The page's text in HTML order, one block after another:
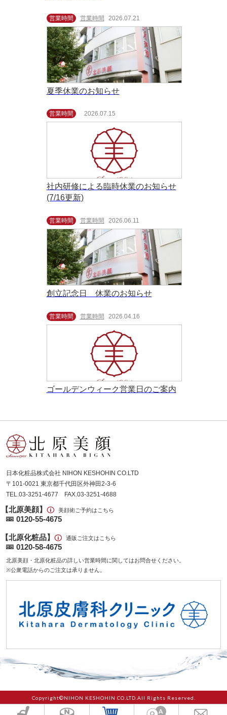
営業時間 営業時間 2026.07.21
夏季休業のお知らせ
営業時間 2026.07.15
社内研修による臨時休業のお知らせ
(7/16更新)
営業時間 営業時間 2026.06.11
創立記念日 休業のお知らせ
営業時間 営業時間 2026.04.16
ゴールデンウィーク営業日のご案内
日本化粧品株式会社 NIHON KESHOHIN CO.LTD
〒101-0021 東京都千代田区外神田2-3-6
TEL.03-3251-4677 FAX.03-3251-4688
【北原美顔】 美顔術ご予約はこちら
0120-55-4675
【北原化粧品】 通販ご注文はこちら
0120-58-4675
北原美顔・北原化粧品の詳しい営業時間に関してはお問合せください。
※公衆電話からのご注文は承りません。
Copyright©NIHON KESHOHIN CO.LTD.All Rights Reserved.